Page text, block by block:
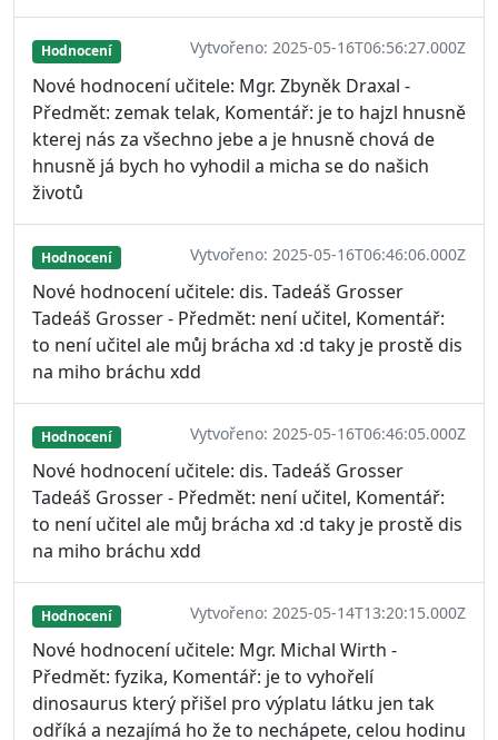
Hodnocení Vytvořeno: 2025-05-16T06:56:27.000Z
Nové hodnocení učitele: Mgr. Zbyněk Draxal -
Předmět: zemak telak, Komentář: je to hajzl hnusně
kterej nás za všechno jebe a je hnusně chová de
hnusně já bych ho vyhodil a micha se do našich
životů
Hodnocení Vytvořeno: 2025-05-16T06:46:06.000Z
Nové hodnocení učitele: dis. Tadeáš Grosser
Tadeáš Grosser - Předmět: není učitel, Komentář:
to není učitel ale můj brácha xd :d taky je prostě dis
na miho bráchu xdd
Hodnocení Vytvořeno: 2025-05-16T06:46:05.000Z
Nové hodnocení učitele: dis. Tadeáš Grosser
Tadeáš Grosser - Předmět: není učitel, Komentář:
to není učitel ale můj brácha xd :d taky je prostě dis
na miho bráchu xdd
Hodnocení Vytvořeno: 2025-05-14T13:20:15.000Z
Nové hodnocení učitele: Mgr. Michal Wirth -
Předmět: fyzika, Komentář: je to vyhořelí
dinosaurus který přišel pro výplatu látku jen tak
odříká a nezajímá ho že to nechápete, celou hodinu